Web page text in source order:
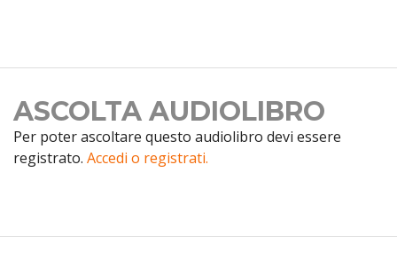
ASCOLTA AUDIOLIBRO
Per poter ascoltare questo audiolibro devi essere
registrato. Accedi o registrati.